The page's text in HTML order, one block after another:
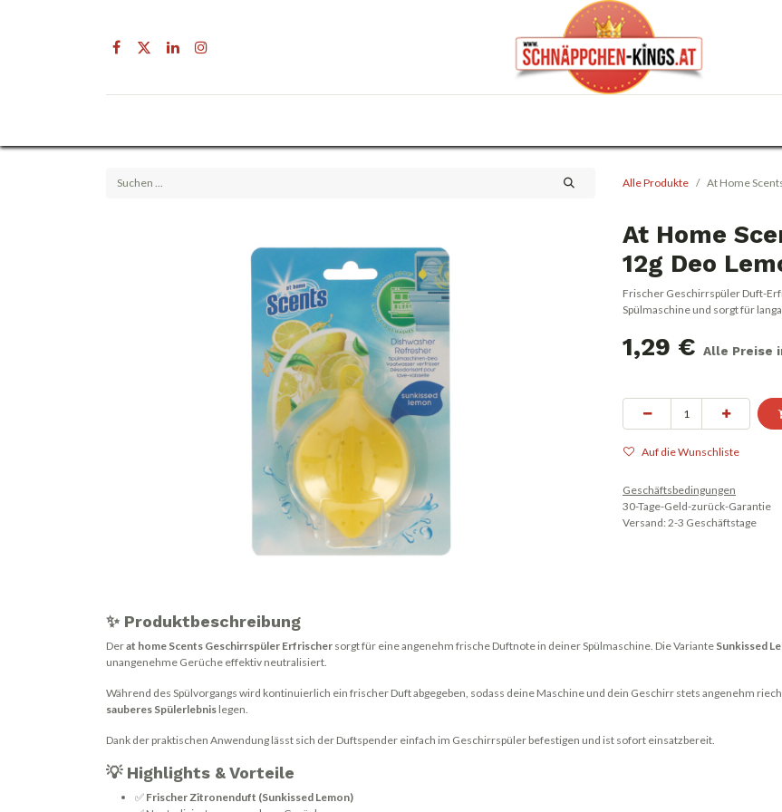
Alle Produkte At Home
At Home
12g Deo
Frischer Geschirrspüler Duft-
Spülmaschine und sorgt für
1,29 € Alle Preise
Auf die Wunschliste
Geschäftsbedingungen
30-Tage-Geld-zurück-Garantie
Versand: 2-3 Geschäftstage
✨ Produktbeschreibung
Derat home Scents Geschirrspüler Erfrischer sorgt für eine angenehm frische Duftnote in deiner Spülmaschine. Die Variante Sunkissed
unangenehme Gerüche effektiv neutralisiert.
Während des Spülvorgangs wird kontinuierlich ein frischer Duft abgegeben, sodass deine Maschine und dein Geschirr stets angenehm
sauberes Spülerlebnis legen.
Dank der praktischen Anwendung lässt sich der Duftspender einfach im Geschirrspüler befestigen und ist sofort einsatzbereit.
💡 Highlights & Vorteile
✅ Frischer Zitronenduft (Sunkissed Lemon)